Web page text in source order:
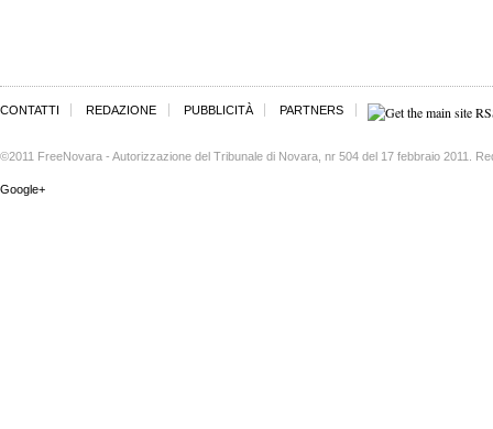
CONTATTI REDAZIONE PUBBLICITÀ PARTNERS
©2011 FreeNovara - Autorizzazione del Tribunale di Novara, nr 504 del 17 febbraio 2011.
Google+